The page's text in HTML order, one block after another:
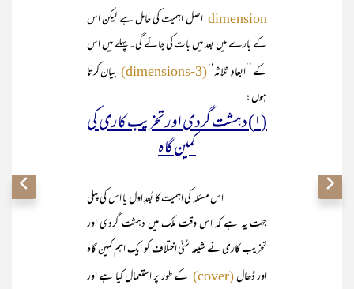
dimension اصل اہمیت کی حامل ہے لیکن اس
کے بارے میں بعد میں بات کی جائے گی۔ پہلے میں اس
کے ’’ابعادِ ثلاثہ‘‘(3-dimensions)
بیان کرتا
ہوں:
(۱) دہشت گردی اور تخریب کاری کی
کمین گاہ
اس مسئلہ کی اہمیت کا بُعدِ اول یا اس کی پہلی
جہت یہ ہے کہ اِس وقت ملک میں دہشت گردی اور
تخریب کاری نے شیعہ سُنّی اختلاف کو ایک اہم کمین گاہ
اور ڈھال(cover)
کے طور پر استعمال کیا ہے اور